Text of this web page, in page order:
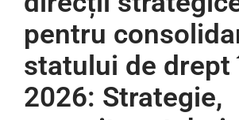
pentru
statului de drept
2026: Strategie,